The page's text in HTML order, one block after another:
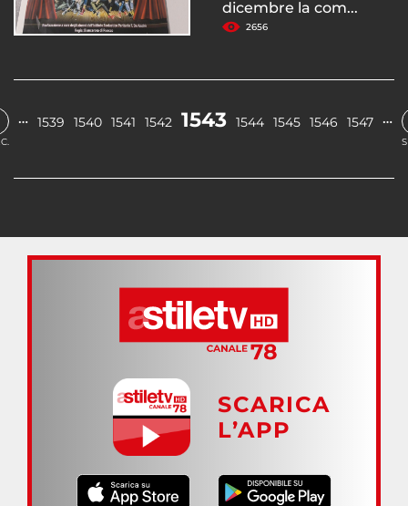
dicembre la com...
2656
… 1539 1540 1541 1542 1543 1544 1545 1546 1547 …
SCARICA
L’APP